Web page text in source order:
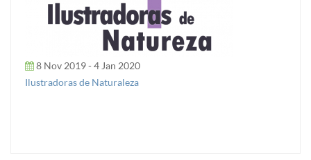
8 Nov 2019 - 4 Jan 2020
Ilustradoras de Naturaleza